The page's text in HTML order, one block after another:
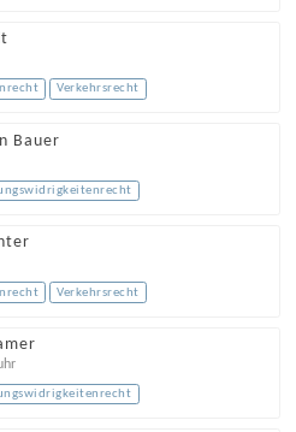
Verkehrsrecht
Bauer
Verkehrsrecht